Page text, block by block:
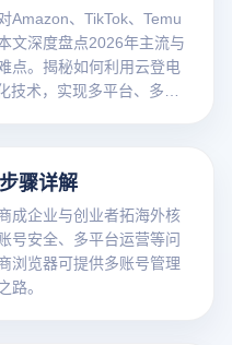
Amazon、TikTok、Temu
文深度盘点2026年主流与
点。揭秘如何利用云登电
技术，实现多平台、多店
骤详解
成企业与创业者拓海外核
号安全、多平台运营等问
浏览器可提供多账号管理
。